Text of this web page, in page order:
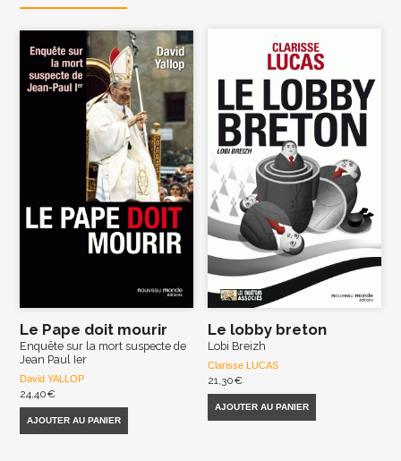
Le Pape doit mourir
Enquête sur la mort suspecte de
Jean Paul Ier
David YALLOP
24,40€
AJOUTER AU PANIER
Le lobby breton
Lobi Breizh
Clarisse LUCAS
21,30€
AJOUTER AU PANIER